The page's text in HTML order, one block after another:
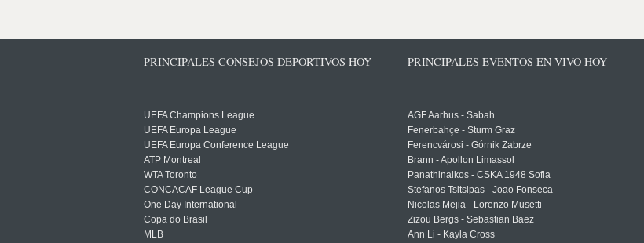
PRINCIPALES CONSEJOS DEPORTIVOS HOY
UEFA Champions League
UEFA Europa League
UEFA Europa Conference League
ATP Montreal
WTA Toronto
CONCACAF League Cup
One Day International
Copa do Brasil
MLB
PRINCIPALES EVENTOS EN VIVO HOY
AGF Aarhus - Sabah
Fenerbahçe - Sturm Graz
Ferencvárosi - Górnik Zabrze
Brann - Apollon Limassol
Panathinaikos - CSKA 1948 Sofia
Stefanos Tsitsipas - Joao Fonseca
Nicolas Mejia - Lorenzo Musetti
Zizou Bergs - Sebastian Baez
Ann Li - Kayla Cross